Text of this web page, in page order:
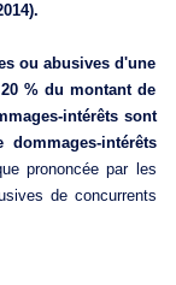
ou abusives d'une
% du montant de
intérêts sont
intérêts
prononcée par les
de concurrents